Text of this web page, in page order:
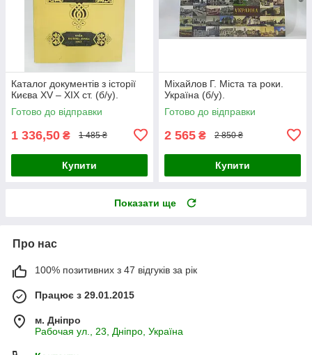
Каталог документів з історії
Києва XV – XIX ст. (б/у).
Готово до відправки
1 336,50 ₴ 1 485 ₴
Купити
Міхайлов Г. Міста та роки.
Україна (б/у).
Готово до відправки
2 565 ₴ 2 850 ₴
Купити
Показати ще
Про нас
100% позитивних з 47 відгуків за рік
Працює з 29.01.2015
м. Дніпро
Рабочая ул., 23, Дніпро, Україна